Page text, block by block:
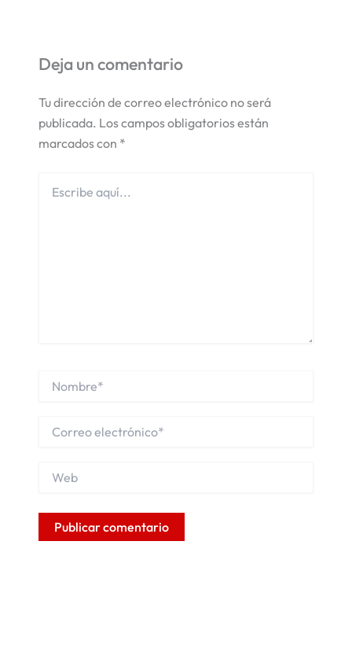
Deja un comentario
Tu dirección de correo electrónico no será
publicada. Los campos obligatorios están
marcados con *
aquí...
electrónico*